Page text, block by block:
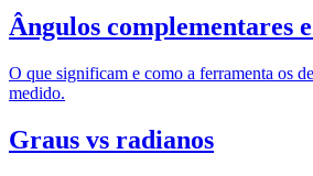
Ângulos complementares
O que significam e como a ferramenta os
medido.
Graus vs radianos